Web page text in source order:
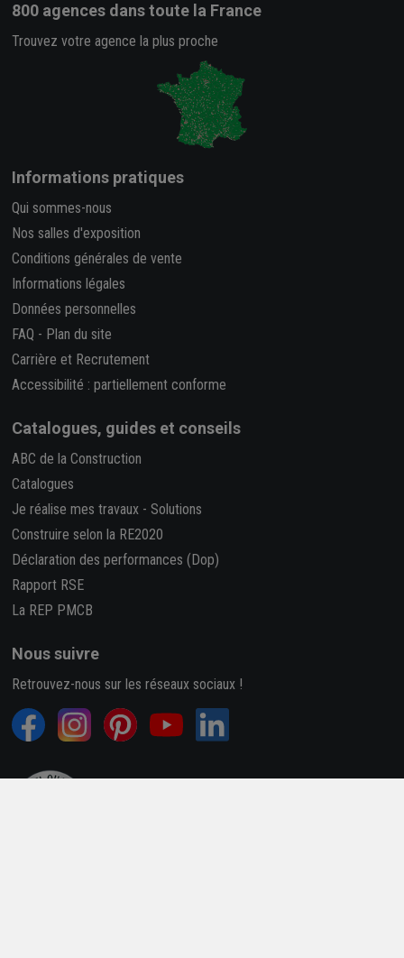
800 agences dans toute la France
Trouvez votre agence la plus proche
Informations pratiques
Qui sommes-nous
Nos salles d'exposition
Conditions générales de vente
Informations légales
Données personnelles
FAQ - Plan du site
Carrière et Recrutement
Accessibilité : partiellement conforme
Catalogues, guides et conseils
ABC de la Construction
Catalogues
Je réalise mes travaux - Solutions
Construire selon la RE2020
Déclaration des performances (Dop)
Rapport RSE
La REP PMCB
Nous suivre
Retrouvez-nous sur les réseaux sociaux !